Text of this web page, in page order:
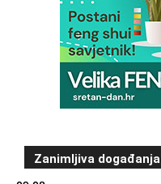
Zanimljiva događanja